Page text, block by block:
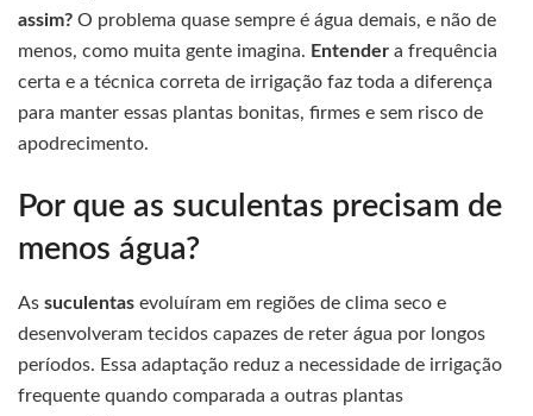
assim? O problema quase sempre é água demais, e não de
menos, como muita gente imagina. Entender a frequência
certa e a técnica correta de irrigação faz toda a diferença
para manter essas plantas bonitas, firmes e sem risco de
apodrecimento.
Por que as suculentas precisam de
menos água?
As suculentas evoluíram em regiões de clima seco e
desenvolveram tecidos capazes de reter água por longos
períodos. Essa adaptação reduz a necessidade de irrigação
frequente quando comparada a outras plantas